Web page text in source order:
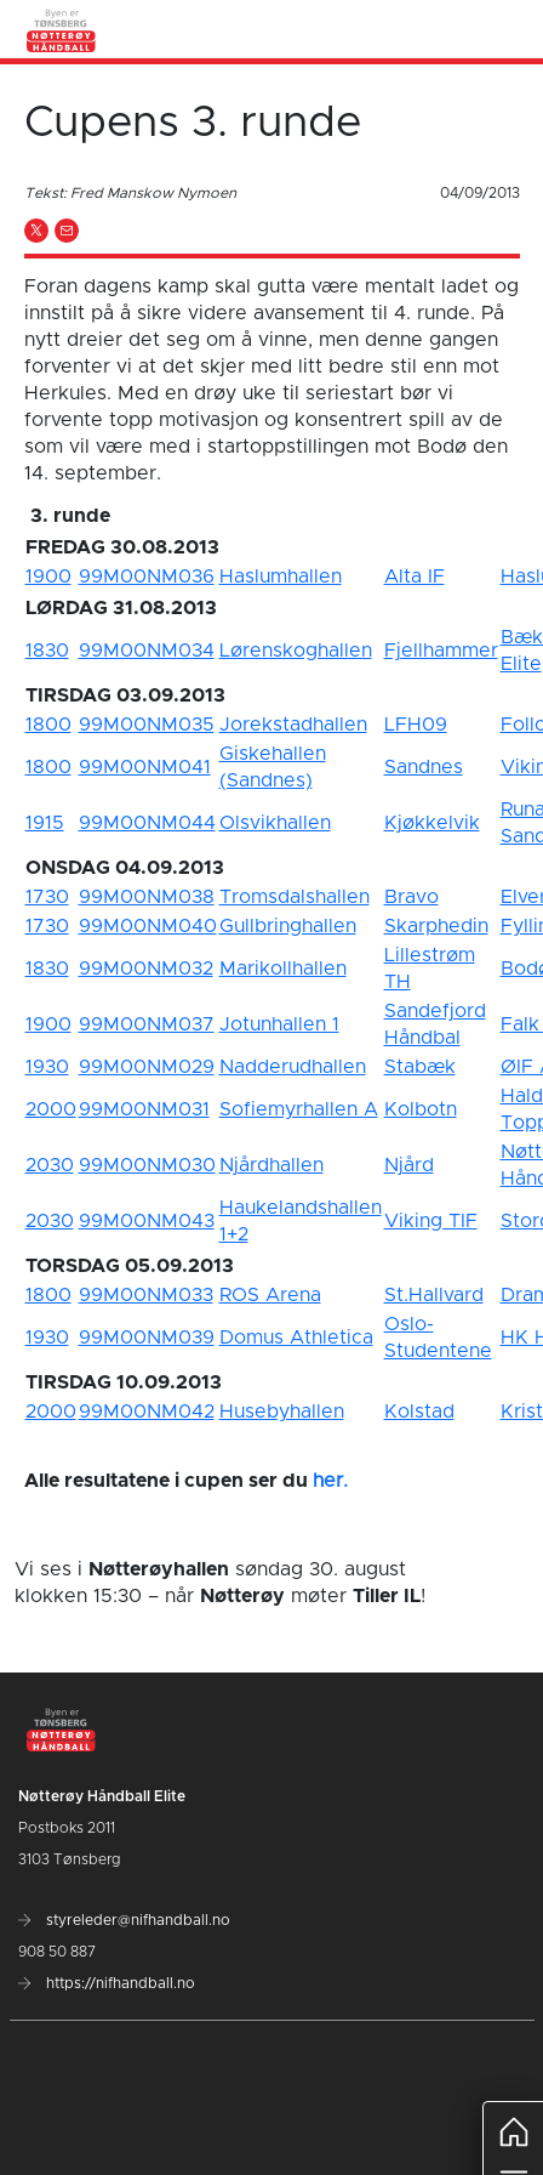
Cupens 3. runde
Tekst: Fred Manskow Nymoen 04/09/2013
Foran dagens kamp skal gutta være mentalt ladet og
innstilt på å sikre videre avansement til 4. runde. På
nytt dreier det seg om å vinne, men denne gangen
forventer vi at det skjer med litt bedre stil enn mot
Herkules. Med en drøy uke til seriestart bør vi
forvente topp motivasjon og konsentrert spill av de
som vil være med i startoppstillingen mot Bodø den
14. september.
3. runde
FREDAG 30.08.2013
1900 99M00NM036 Haslumhallen Alta IF
LØRDAG 31.08.2013
1830 99M00NM034 Lørenskoghallen Fjellhammer
Elite
TIRSDAG 03.09.2013
1800 99M00NM035 Jorekstadhallen LFH09
1800 99M00NM041
Giskehallen
(Sandnes)
Sandnes
1915 99M00NM044 Olsvikhallen Kjøkkelvik
ONSDAG 04.09.2013
1730
99M00NM038 Tromsdalshallen Bravo
1730
99M00NM040Gullbringhallen Skarphedin
1830 99M00NM032 Marikollhallen
Lillestrøm
TH
1900 99M00NM037 Jotunhallen 1
Sandefjord
Håndbal
1930 99M00NM029 Nadderudhallen Stabæk ØIF
2000 99M00NM031 Sofiemyrhallen A Kolbotn
2030 99M00NM030 Njårdhallen Njård
2030 99M00NM043
Haukelandshallen
1+2
Viking TIF
TORSDAG 05.09.2013
1800 99M00NM033 ROS Arena St.Hallvard
1930 99M00NM039 Domus Athletica
Oslo-
Studentene
HK
TIRSDAG 10.09.2013
2000 99M00NM042 Husebyhallen Kolstad
Alle resultatene i cupen ser du her.
Vi ses i Nøtterøyhallen søndag 30. august
klokken 15:30 – når Nøtterøy møter Tiller IL!
Nøtterøy Håndball Elite
Postboks 2011
3103 Tønsberg
styreleder@nifhandball.no
908 50 887
https://nifhandball.no